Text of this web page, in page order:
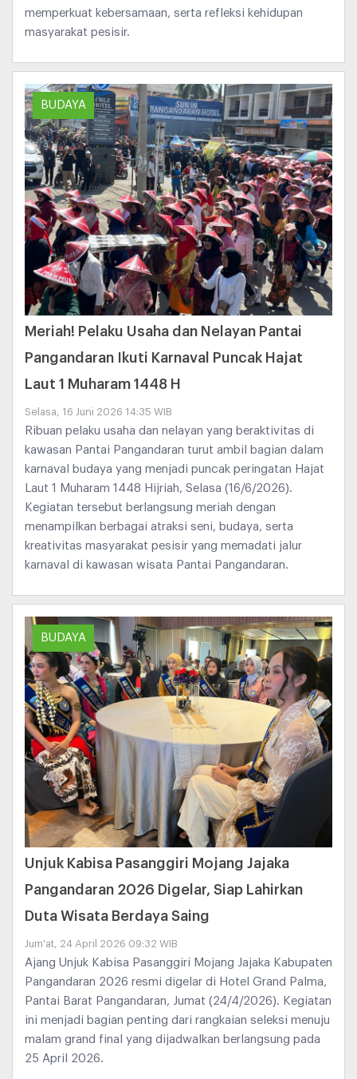
memperkuat kebersamaan, serta refleksi kehidupan
masyarakat pesisir.
BUDAYA
Meriah! Pelaku Usaha dan Nelayan Pantai
Pangandaran Ikuti Karnaval Puncak Hajat
Laut 1 Muharam 1448 H
Selasa, 16 Juni 2026 14:35 WIB
Ribuan pelaku usaha dan nelayan yang beraktivitas di
kawasan Pantai Pangandaran turut ambil bagian dalam
karnaval budaya yang menjadi puncak peringatan Hajat
Laut 1 Muharam 1448 Hijriah, Selasa (16/6/2026).
Kegiatan tersebut berlangsung meriah dengan
menampilkan berbagai atraksi seni, budaya, serta
kreativitas masyarakat pesisir yang memadati jalur
karnaval di kawasan wisata Pantai Pangandaran.
BUDAYA
Unjuk Kabisa Pasanggiri Mojang Jajaka
Pangandaran 2026 Digelar, Siap Lahirkan
Duta Wisata Berdaya Saing
Jum'at, 24 April 2026 09:32 WIB
Ajang Unjuk Kabisa Pasanggiri Mojang Jajaka Kabupaten
Pangandaran 2026 resmi digelar di Hotel Grand Palma,
Pantai Barat Pangandaran, Jumat (24/4/2026). Kegiatan
ini menjadi bagian penting dari rangkaian seleksi menuju
malam grand final yang dijadwalkan berlangsung pada
25 April 2026.